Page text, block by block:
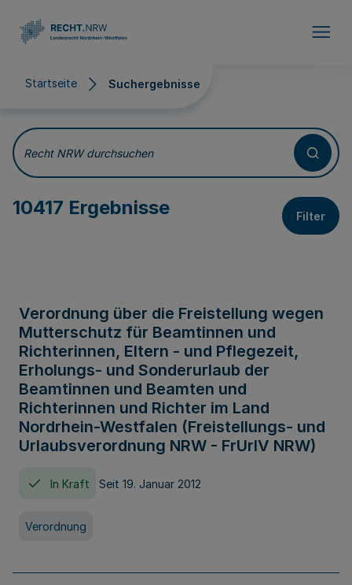
Startseite Suchergebnisse
Suchergebnisse
Recht NRW durchsuchen
10417 Ergebnisse Filter
Verordnung über die Freistellung wegen
Mutterschutz für Beamtinnen und
Richterinnen, Eltern - und Pflegezeit,
Erholungs- und Sonderurlaub der
Beamtinnen und Beamten und
Richterinnen und Richter im Land
Nordrhein-Westfalen (Freistellungs- und
Urlaubsverordnung NRW - FrUrlV NRW)
In Kraft Seit 19. Januar 2012
Verordnung